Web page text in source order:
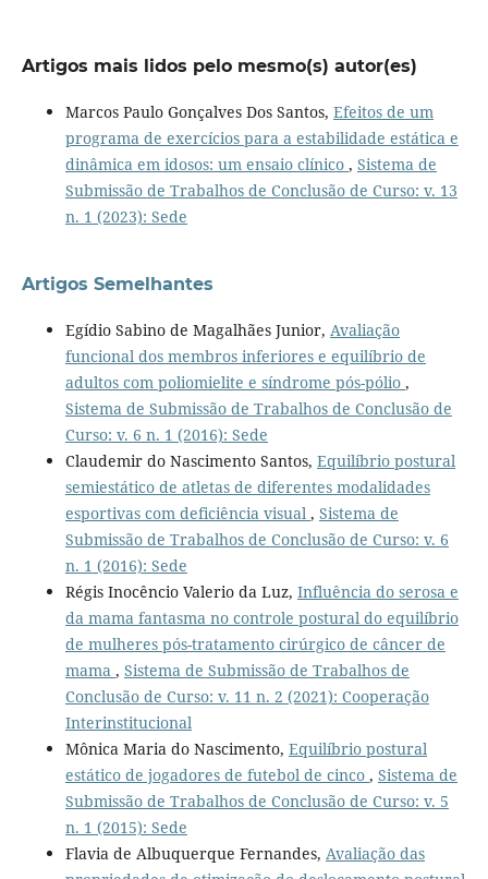
Artigos mais lidos pelo mesmo(s) autor(es)
Marcos Paulo Gonçalves Dos Santos, Efeitos de um
programa de exercícios para a estabilidade estática e
dinâmica em idosos: um ensaio clínico , Sistema de
Submissão de Trabalhos de Conclusão de Curso: v. 13
n. 1 (2023): Sede
Artigos Semelhantes
Egídio Sabino de Magalhães Junior, Avaliação
funcional dos membros inferiores e equilíbrio de
adultos com poliomielite e síndrome pós-pólio ,
Sistema de Submissão de Trabalhos de Conclusão de
Curso: v. 6 n. 1 (2016): Sede
Claudemir do Nascimento Santos, Equilíbrio postural
semiestático de atletas de diferentes modalidades
esportivas com deficiência visual , Sistema de
Submissão de Trabalhos de Conclusão de Curso: v. 6
n. 1 (2016): Sede
Régis Inocêncio Valerio da Luz, Influência do serosa e
da mama fantasma no controle postural do equilíbrio
de mulheres pós-tratamento cirúrgico de câncer de
mama , Sistema de Submissão de Trabalhos de
Conclusão de Curso: v. 11 n. 2 (2021): Cooperação
Interinstitucional
Mônica Maria do Nascimento, Equilíbrio postural
estático de jogadores de futebol de cinco , Sistema de
Submissão de Trabalhos de Conclusão de Curso: v. 5
n. 1 (2015): Sede
Flavia de Albuquerque Fernandes, Avaliação das